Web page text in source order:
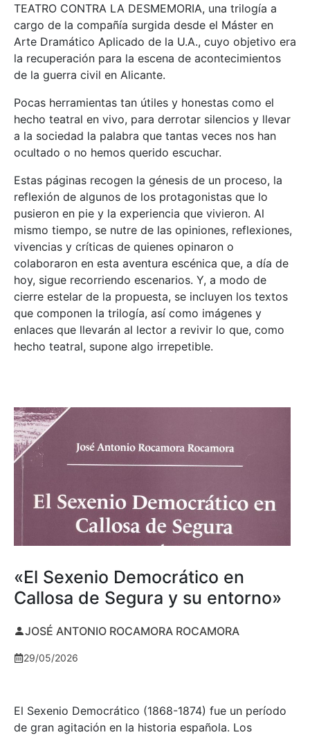
TEATRO CONTRA LA DESMEMORIA, una trilogía a
cargo de la compañía surgida desde el Máster en
Arte Dramático Aplicado de la U.A., cuyo objetivo era
la recuperación para la escena de acontecimientos
de la guerra civil en Alicante.
Pocas herramientas tan útiles y honestas como el
hecho teatral en vivo, para derrotar silencios y llevar
a la sociedad la palabra que tantas veces nos han
ocultado o no hemos querido escuchar.
Estas páginas recogen la génesis de un proceso, la
reflexión de algunos de los protagonistas que lo
pusieron en pie y la experiencia que vivieron. Al
mismo tiempo, se nutre de las opiniones, reflexiones,
vivencias y críticas de quienes opinaron o
colaboraron en esta aventura escénica que, a día de
hoy, sigue recorriendo escenarios. Y, a modo de
cierre estelar de la propuesta, se incluyen los textos
que componen la trilogía, así como imágenes y
enlaces que llevarán al lector a revivir lo que, como
hecho teatral, supone algo irrepetible.
«El Sexenio Democrático en
Callosa de Segura y su entorno»
JOSÉ ANTONIO ROCAMORA ROCAMORA
29/05/2026
El Sexenio Democrático (1868-1874) fue un período
de gran agitación en la historia española. Los